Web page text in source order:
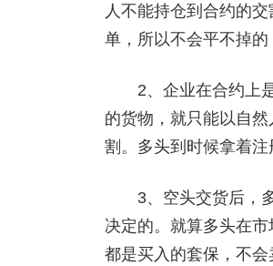
人不能持仓到合约的
单，所以不会平不掉的
2、企业在合约上是
的货物，就只能以自
割。多头到时候拿着注
3、空头交货后，多
决定的。就算多头在
都是买入的套保，不